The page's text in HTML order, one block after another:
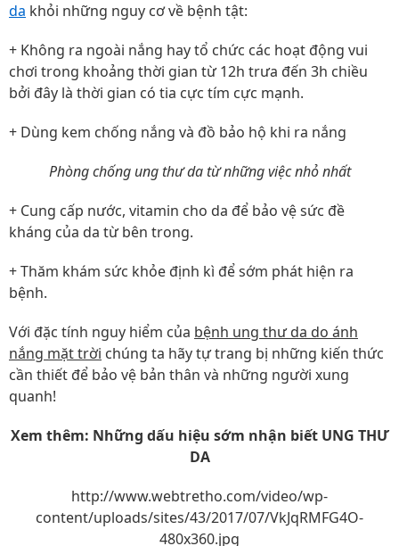
da khỏi những nguy cơ về bệnh tật:
+ Không ra ngoài nắng hay tổ chức các hoạt động vui
chơi trong khoảng thời gian từ 12h trưa đến 3h chiều
bởi đây là thời gian có tia cực tím cực mạnh.
+ Dùng kem chống nắng và đồ bảo hộ khi ra nắng
Phòng chống ung thư da từ những việc nhỏ nhất
+ Cung cấp nước, vitamin cho da để bảo vệ sức đề
kháng của da từ bên trong.
+ Thăm khám sức khỏe định kì để sớm phát hiện ra
bệnh.
Với đặc tính nguy hiểm của bệnh ung thư da do ánh
nắng mặt trời chúng ta hãy tự trang bị những kiến thức
cần thiết để bảo vệ bản thân và những người xung
quanh!
Xem thêm: Những dấu hiệu sớm nhận biết UNG THƯ
DA
http://www.webtretho.com/video/wp-
content/uploads/sites/43/2017/07/VkJqRMFG4O-
480x360.jpg